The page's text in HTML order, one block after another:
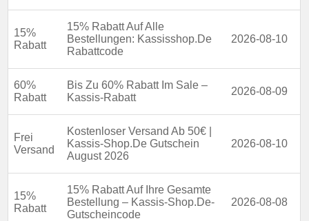
15%
Rabatt
15% Rabatt Auf Alle
Bestellungen: Kassisshop.De
Rabattcode
2026-08-10
60%
Rabatt
Bis Zu 60% Rabatt Im Sale –
Kassis-Rabatt
2026-08-09
Frei
Versand
Kostenloser Versand Ab 50€ |
Kassis-Shop.De Gutschein
August 2026
2026-08-10
15%
Rabatt
15% Rabatt Auf Ihre Gesamte
Bestellung – Kassis-Shop.De-
Gutscheincode
2026-08-08